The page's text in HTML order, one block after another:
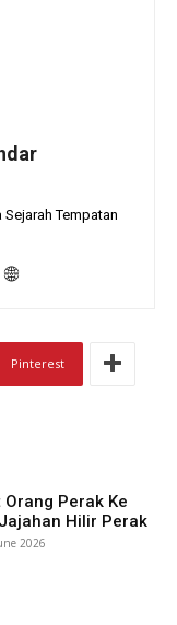
Tempatan
Pinterest
Perak Ke
Hilir Perak
2026